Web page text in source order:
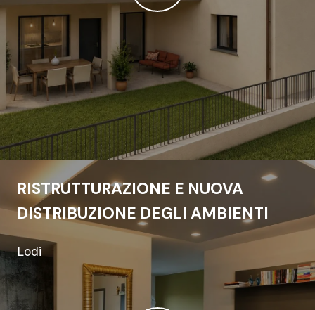
RISTRUTTURAZIONE E NUOVA
DISTRIBUZIONE DEGLI AMBIENTI
Lodi